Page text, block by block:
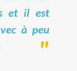
et il est
à peu